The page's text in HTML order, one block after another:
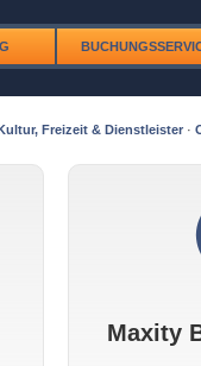
Freizeit & Dienstleister ·
Maxity